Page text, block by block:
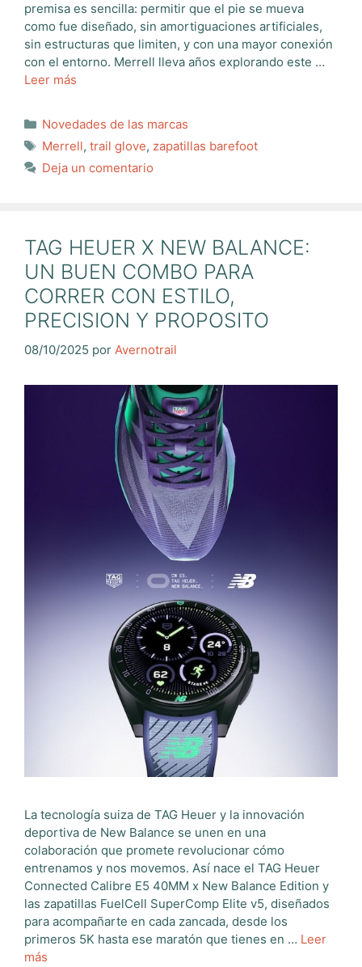
premisa es sencilla: permitir que el pie se mueva
como fue diseñado, sin amortiguaciones artificiales,
sin estructuras que limiten, y con una mayor conexión
con el entorno. Merrell lleva años explorando este …
Leer más
Categorías
Novedades de las marcas
Etiquetas
Merrell, trail glove, zapatillas barefoot
Deja un comentario
TAG HEUER X NEW BALANCE:
UN BUEN COMBO PARA
CORRER CON ESTILO,
PRECISION Y PROPOSITO
08/10/2025 por Avernotrail
La tecnología suiza de TAG Heuer y la innovación
deportiva de New Balance se unen en una
colaboración que promete revolucionar cómo
entrenamos y nos movemos. Así nace el TAG Heuer
Connected Calibre E5 40MM x New Balance Edition y
las zapatillas FuelCell SuperComp Elite v5, diseñados
para acompañarte en cada zancada, desde los
primeros 5K hasta ese maratón que tienes en … Leer
más